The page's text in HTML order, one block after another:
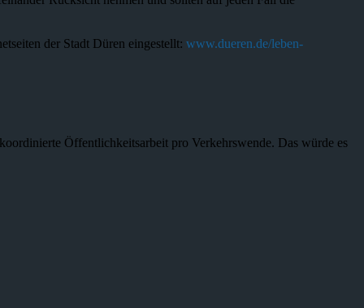
der Stadt Düren eingestellt: www.dueren.de/leben-
Öffentlichkeitsarbeit pro Verkehrswende. Das würde es